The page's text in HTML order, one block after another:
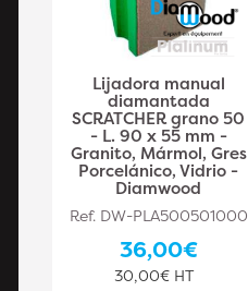
Lijadora manual
diamantada
SCRATCHER grano 50
- L. 90 x 55 mm -
Granito, Mármol, Gres
Porcelánico, Vidrio -
Diamwood
Ref. DW-PLA500501000
36,00€
30,00€ HT